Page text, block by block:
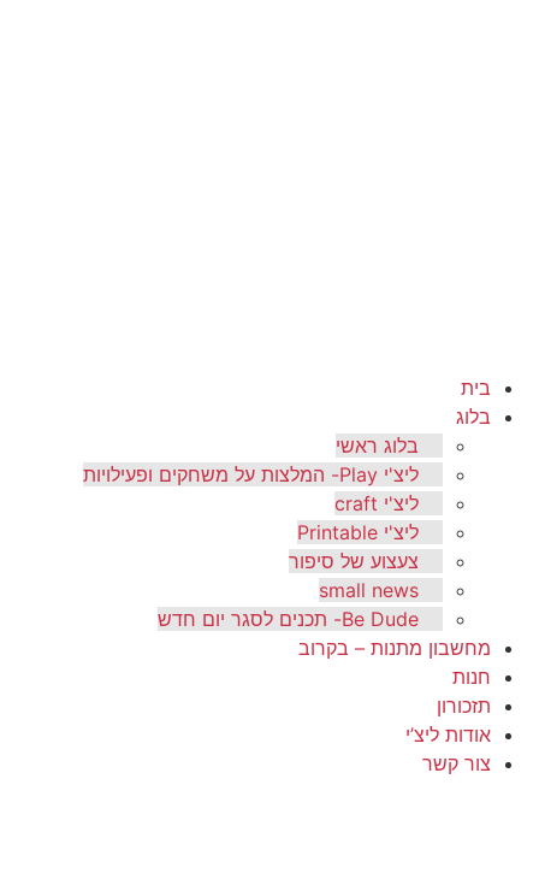
בית
בלוג
בלוג ראשי
ליצ'י Play- המלצות על משחקים ופעילויות
ליצ'י craft
ליצ'י Printable
צעצוע של סיפור
small news
Be Dude- תכנים לסגר יום חדש
מחשבון מתנות – בקרוב
חנות
תזכורון
אודות ליצ’י
צור קשר